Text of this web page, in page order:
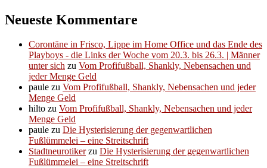
Neueste Kommentare
Corontäne in Frisco, Lippe im Home Office und das Ende des
Playboys - die Links der Woche vom 20.3. bis 26.3. | Männer
unter sich zu Vom Profifußball, Shankly, Nebensachen und
jeder Menge Geld
paule zu Vom Profifußball, Shankly, Nebensachen und jeder
Menge Geld
hilto zu Vom Profifußball, Shankly, Nebensachen und jeder
Menge Geld
paule zu Die Hysterisierung der gegenwartlichen
Fußlümmelei – eine Streitschrift
Stadtneurotikerzu Die Hysterisierung der gegenwartlichen
Fußlümmelei – eine Streitschrift